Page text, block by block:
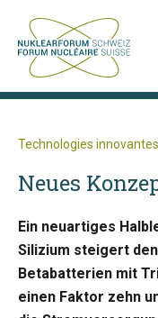
Technologies innovantes
Neues
Ein neuartiges
Silizium steigert
Betabatterien mit
einen Faktor zehn